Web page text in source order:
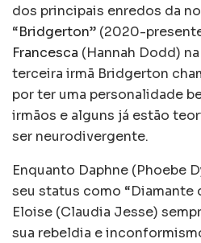
dos principais enredos da
“Bridgerton” (2020-
Francesca (Hannah Dodd)
terceira irmã Bridgerton
por ter uma personalidade
irmãos e alguns já estão
ser neurodivergente.
Enquanto Daphne (Phoebe
seu status como “Diamante
Eloise (Claudia Jesse)
sua rebeldia e